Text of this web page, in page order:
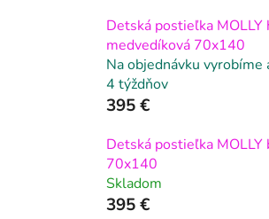
Detská postieľka MOLLY
medvedíková 70x140
Na objednávku vyrobíme
4 týždňov
395 €
Detská postieľka MOLLY
70x140
Skladom
395 €